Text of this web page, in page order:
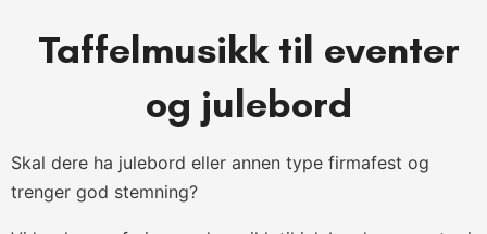
Taffelmusikk til eventer
og julebord
Skal dere ha julebord eller annen type firmafest og
trenger god stemning?